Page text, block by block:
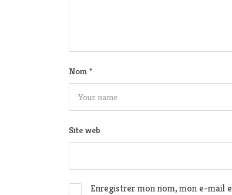
Nom *
Site web
Enregistrer mon nom, mon e-mail